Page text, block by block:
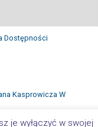
Dostępności
Kasprowicza W
je wyłączyć w swojej